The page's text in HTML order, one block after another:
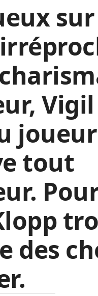
tout
des